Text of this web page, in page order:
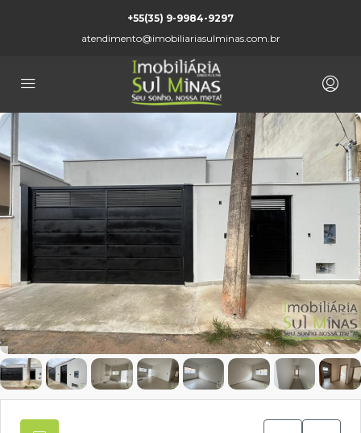
+55(35) 9-9984-9297
atendimento@imobiliariasulminas.com.br